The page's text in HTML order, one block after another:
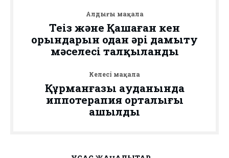
Алдыңғы мақала
Теңіз және Қашаған кен
орындарын одан әрі дамыту
мәселесі талқыланды
Келесі мақала
Құрманғазы ауданында
иппотерапия орталығы
ашылды